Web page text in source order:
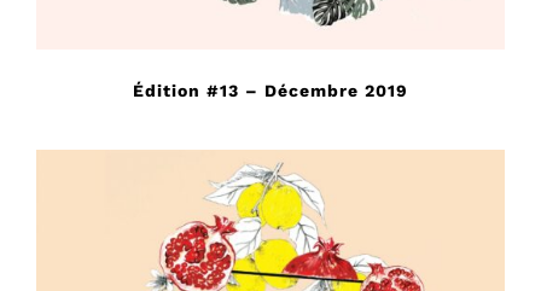
Édition #13 – Décembre 2019